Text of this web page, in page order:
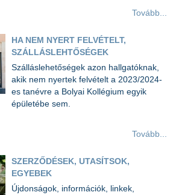
Tovább...
HA NEM NYERT FELVÉTELT,
SZÁLLÁSLEHTŐSÉGEK
Szálláslehetőségek azon hallgatóknak,
akik nem nyertek felvételt a 2023/2024-
es tanévre a Bolyai Kollégium egyik
épületébe sem.
Tovább...
SZERZŐDÉSEK, UTASÍTSOK,
EGYEBEK
Újdonságok, információk, linkek,